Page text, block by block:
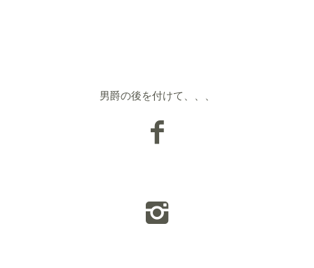
男爵の後を付けて、、、